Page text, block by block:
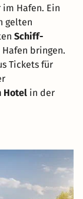
Hafen. Ein
gelten
Schiff-
bringen.
Tickets für
Hotel in der